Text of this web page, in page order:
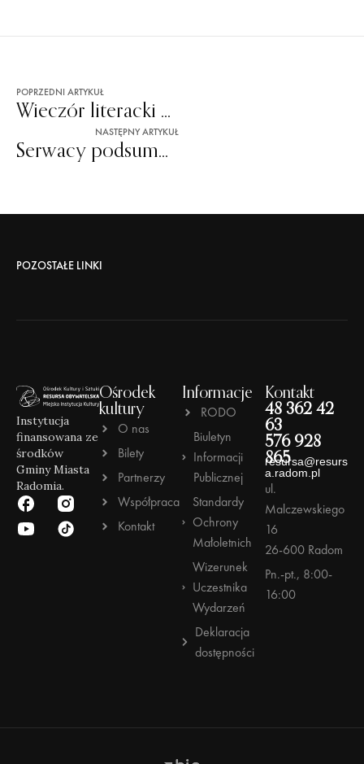
POPRZEDNI ARTYKUŁ
Wieczór literacki Adriana Szarego
NASTĘPNY ARTYKUŁ
Serwacy podsumowuje Resursa Music Drive
POZOSTAŁE LINKI
Instytucja
finansowana ze
środków
Gminy Miasta
Radomia.
Ośrodek
kultury
O nas
Bilety
Partnerzy
Współpraca
Kontakt
Informacje
RODO
Biuletyn
Informacji
Publicznej
Standardy
Ochrony
Małoletnich
Wizerunek
Uczestnika
Wydarzeń
Deklaracja
dostępności
Kontakt
48 362 42
63
576 928
865
resursa@resurs
a.radom.pl
ul.
Malczewskiego
16
26-600 Radom
Pn.-pt., 8:00-
16:00